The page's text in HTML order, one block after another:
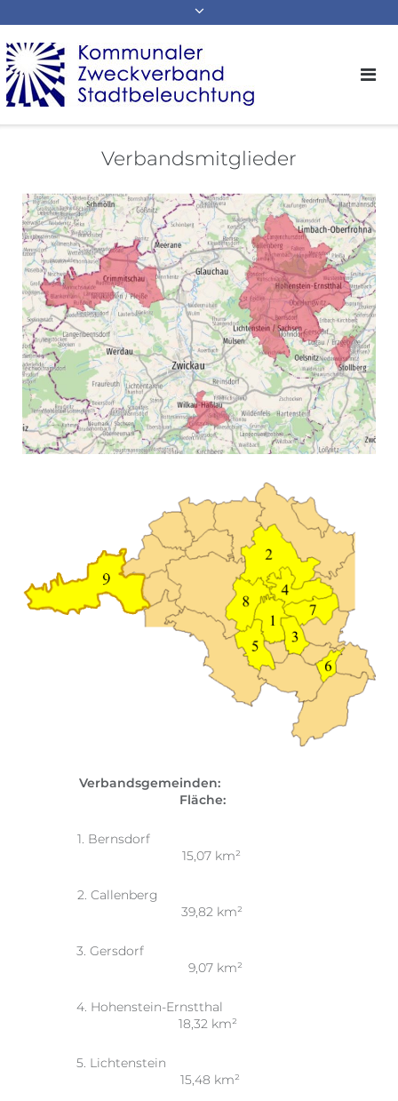
Verbandsmitglieder
Verbandsgemeinden:
Fläche:
1. Bernsdorf
15,07 km²
2. Callenberg
39,82 km²
3. Gersdorf
9,07 km²
4. Hohenstein-Ernstthal
18,32 km²
5. Lichtenstein
15,48 km²